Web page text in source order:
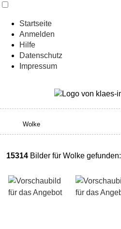
Startseite
Anmelden
Hilfe
Datenschutz
Impressum
15314 Bilder für Wolke gefunden: